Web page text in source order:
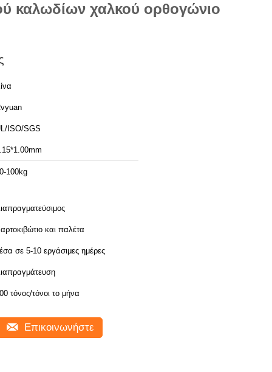
καλωδίων χαλκού ορθογώνιο
ISO/SGS
100kg
και παλέτα
σε 5-10 εργάσιμες ημέρες
τόνος/τόνοι το μήνα
Επικοινωνήστε